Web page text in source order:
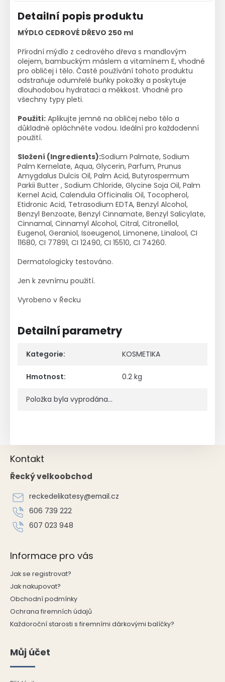
Detailní popis produktu
MÝDLO CEDROVÉ DŘEVO 250 ml
Přírodní mýdlo z cedrového dřeva s mandlovým
olejem, bambuckým máslem a vitamínem E, vhodné
pro obličej i tělo. Časté používání tohoto produktu
odstraňuje odumřelé buňky pokožky a poskytuje
dlouhodobou hydrataci a měkkost. Vhodné pro
všechny typy pleti.
Použití: Aplikujte jemně na obličej nebo tělo a
důkladně opláchněte vodou. Ideální pro každodenní
použití.
Složení (Ingredients):Sodium Palmate, Sodium
Palm Kernelate, Aqua, Glycerin, Parfum, Prunus
Amygdalus Dulcis Oil, Palm Acid, Butyrospermum
Parkii Butter , Sodium Chloride, Glycine Soja Oil, Palm
Kernel Acid, Calendula Officinalis Oil, Tocopherol,
Etidronic Acid, Tetrasodium EDTA, Benzyl Alcohol,
Benzyl Benzoate, Benzyl Cinnamate, Benzyl Salicylate,
Cinnamal, Cinnamyl Alcohol, Citral, Citronellol,
Eugenol, Geraniol, Isoeugenol, Limonene, Linalool, CI
11680, CI 77891, CI 12490, CI 15510, CI 74260.
Dermatologicky testováno.
Jen k zevnímu použití.
Vyrobeno v Řecku
Detailní parametry
Kategorie: KOSMETIKA
Hmotnost: 0.2 kg
Položka byla vyprodána…
Kontakt
Řecký velkoobchod
reckedelikatesy@email.cz
606 739 222
607 023 948
Informace pro vás
Jak se registrovat?
Jak nakupovat?
Obchodní podmínky
Ochrana firemních údajů
Každoroční starosti s firemními dárkovými balíčky?
Můj účet